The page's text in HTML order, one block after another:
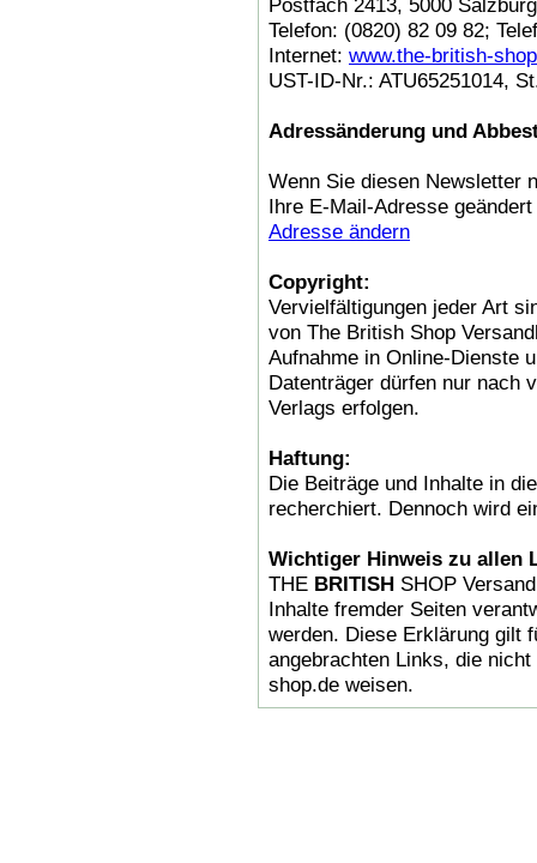
Telefon: (0820) 82 09 82;
Internet: www.the-british-
UST-ID-Nr.: ATU65251014,
Adressänderung und
Wenn Sie diesen Newsletter
Ihre E-Mail-Adresse
Adresse ändern
Copyright:
Vervielfältigungen jeder Art
von The British Shop
Aufnahme in Online-Dienste
Datenträger dürfen nur nach
Verlags erfolgen.
Haftung:
Die Beiträge und Inhalte in
recherchiert. Dennoch wird
Wichtiger Hinweis zu allen
THE BRITISH SHOP
Inhalte fremder Seiten
werden. Diese Erklärung gilt
angebrachten Links, die
shop.de weisen.